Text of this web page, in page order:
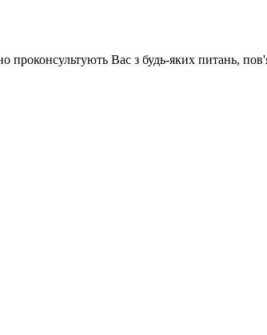
проконсультують Вас з будь-яких питань,